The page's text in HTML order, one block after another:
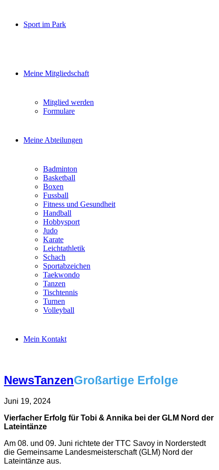
Sport im Park
Meine Mitgliedschaft
Mitglied werden
Formulare
Meine Abteilungen
Badminton
Basketball
Boxen
Fussball
Fitness und Gesundheit
Handball
Hobbysport
Judo
Karate
Leichtathletik
Schach
Sportabzeichen
Taekwondo
Tanzen
Tischtennis
Turnen
Volleyball
Mein Kontakt
NewsTanzenGroßartige Erfolge
Juni 19, 2024
Vierfacher Erfolg für Tobi & Annika bei der GLM Nord der
Lateintänze
Am 08. und 09. Juni richtete der TTC Savoy in Norderstedt
die Gemeinsame Landesmeisterschaft (GLM) Nord der
Lateintänze aus.